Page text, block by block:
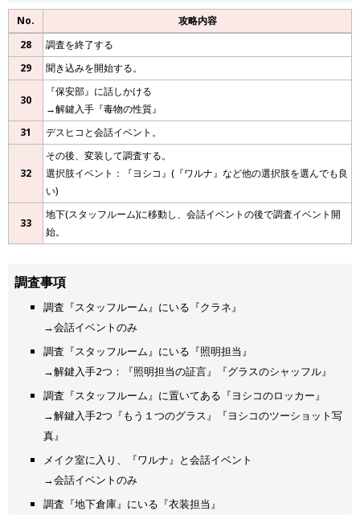
No.
攻略内容
28
調査を終了する
29
聞き込みを開始する。
30
『保安部』に話しかける
→解鍵入手『毒物の性質』
31
デスヒコと会話イベント。
32
その後、変装して調査する。
選択肢イベント：『ヨシコ』(『ワルナ』など他の選択肢を選んでも良
い)
33
地下(スタッフルーム)に移動し、会話イベントの後で調査イベント開
始。
調査事項
調査『スタッフルーム』にいる『クラネ』
→会話イベントのみ
調査『スタッフルーム』にいる『照明担当』
→解鍵入手2つ：『照明担当の証言』『グラスのシャッフル』
調査『スタッフルーム』に置いてある『ヨシコのロッカー』
→解鍵入手2つ『もう１つのグラス』『ヨシコのツーショット写
真』
メイク室に入り、『ワルナ』と会話イベント
→会話イベントのみ
調査『地下倉庫』にいる『衣装担当』